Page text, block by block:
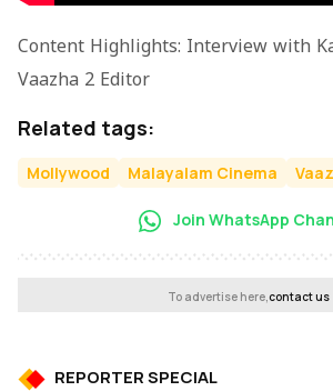
Content Highlights: Interview with
Vaazha 2 Editor
Related tags:
Mollywood Malayalam Cinema
Join WhatsApp
To advertise here,contact us
REPORTER SPECIAL